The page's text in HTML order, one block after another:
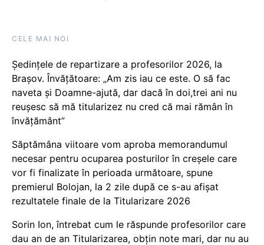
CELE MAI NOI
Ședințele de repartizare a profesorilor 2026, la
Brașov. Învățătoare: „Am zis iau ce este. O să fac
naveta și Doamne-ajută, dar dacă în doi,trei ani nu
reușesc să mă titularizez nu cred că mai rămân în
învățământ”
Săptămâna viitoare vom aproba memorandumul
necesar pentru ocuparea posturilor în creșele care
vor fi finalizate în perioada următoare, spune
premierul Bolojan, la 2 zile după ce s-au afișat
rezultatele finale de la Titularizare 2026
Sorin Ion, întrebat cum le răspunde profesorilor care
dau an de an Titularizarea, obțin note mari, dar nu au